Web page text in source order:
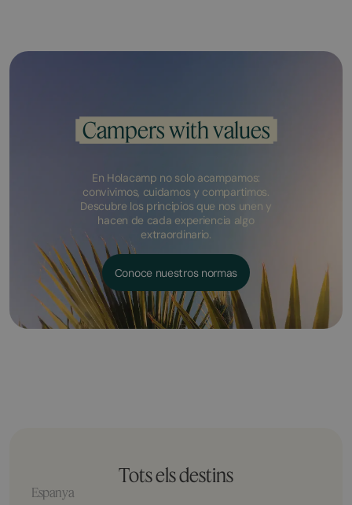
Campers with values
En Holacamp no solo acampamos:
convivimos, cuidamos y compartimos.
Descubre los principios que nos unen y
hacen de cada experiencia algo
extraordinario.
Conoce nuestros normas
Tots els destins
Espanya